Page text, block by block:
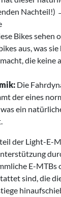
Nachteil!)
Bikes sehen
aus, was
die keine
Die
der eines
ein
der Light-E-
E-MTBs
sind, die